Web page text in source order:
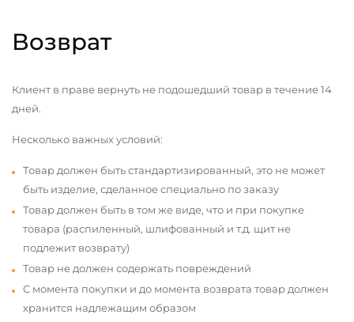
Возврат
Клиент в праве вернуть не подошедший товар в течение 14
дней.
Несколько важных условий:
Товар должен быть стандартизированный, это не может
быть изделие, сделанное специально по заказу
Товар должен быть в том же виде, что и при покупке
товара (распиленный, шлифованный и т.д. щит не
подлежит возврату)
Товар не должен содержать повреждений
С момента покупки и до момента возврата товар должен
хранится надлежащим образом